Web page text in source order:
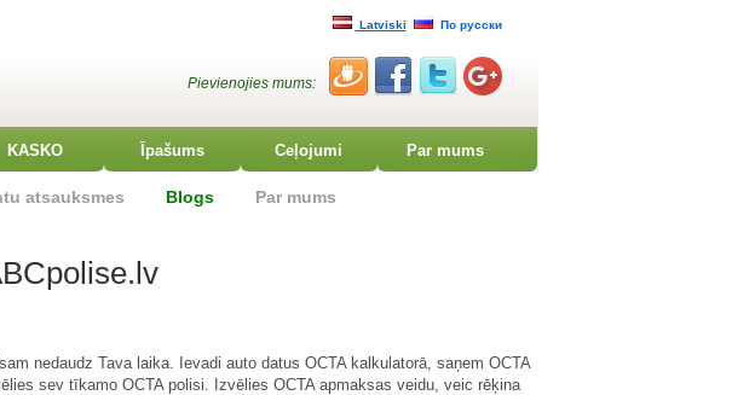
Latviski По русски
Pievienojies mums:
Par mums
Ceļojumi
Īpašums
KASKO
atsauksmes Blogs Par mums
nedaudz Tava laika. Ievadi auto datus OCTA kalkulatorā, saņem OCTA
sev tīkamo OCTA polisi. Izvēlies OCTA apmaksas veidu, veic rēķina